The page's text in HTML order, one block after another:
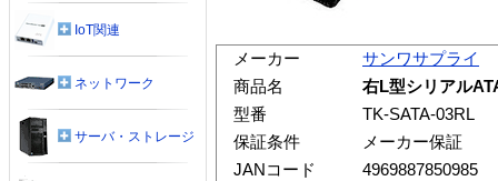
メーカー
サンワサプライ
商品名
右L型シリアル
型番
TK-SATA-03RL
保証条件
メーカー保証
JANコード
4969887850985
IoT関連
ネットワーク
サーバ・ストレージ